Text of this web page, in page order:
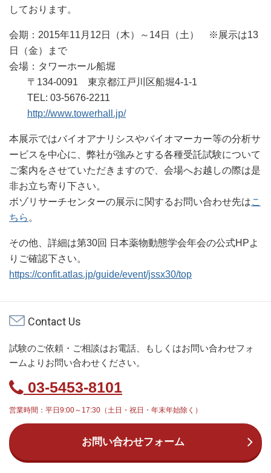
しております。
会期：2015年11月12日（木）～14日（土） ※展示は13
日（金）まで
会場：タワーホール船堀
〒134-0091 東京都江戸川区船堀4-1-1
TEL: 03-5676-2211
http://www.towerhall.jp/
本展示ではバイオアナリシスやバイオマーカー等の分析サ
ービスを中心に、弊社が強みとする各種受託試験について
ご案内をさせていただきますので、会場へお越しの際は是
非お立ち寄り下さい。
ボゾリサーチセンターの展示に関するお問い合わせ先はこ
ちら 。
その他、詳細は第30回 日本薬物動態学会年会の公式HPよ
りご確認下さい。
https://confit.atlas.jp/guide/event/jssx30/top
Contact Us
試験のご依頼・ご相談はお電話、もしくはお問い合わせフォ
ームよりお問い合わせください。
03-5453-8101
営業時間：平日9:00～17:30（土日・祝日・年末年始除く）
お問い合わせフォーム